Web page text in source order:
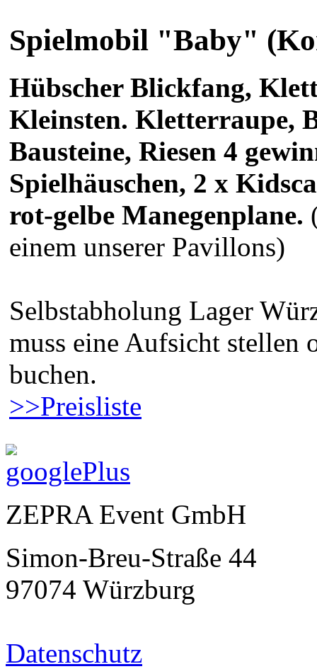
Spielmobil "Baby"
Hübscher Blickfang,
Kleinsten. Kletterraupe,
Bausteine, Riesen 4
Spielhäuschen, 2 x
rot-gelbe Manegenplane.
einem unserer Pavillons)
Selbstabholung Lager
muss eine Aufsicht stellen
buchen.
>>Preisliste
ZEPRA Event GmbH
Simon-Breu-Straße 44
97074 Würzburg
Datenschutz